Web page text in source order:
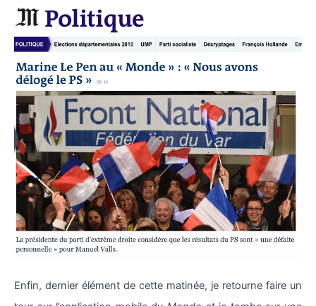
Enfin, dernier élément de cette matinée, je retourne faire un